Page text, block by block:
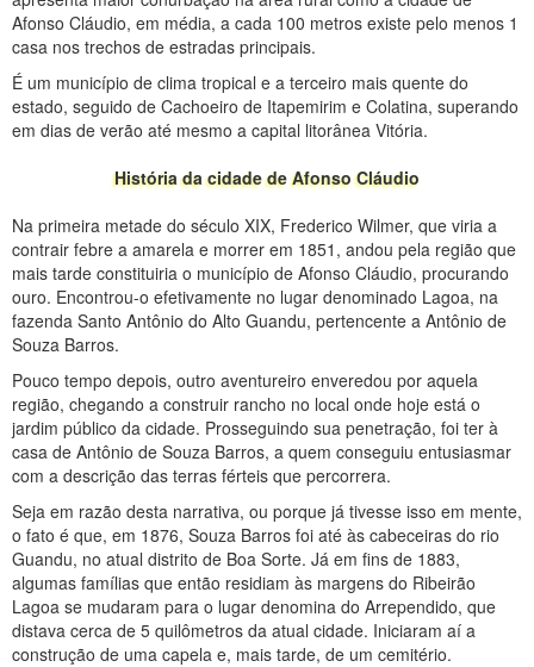
Afonso Cláudio, em média, a cada 100 metros existe pelo menos 1
casa nos trechos de estradas principais.
É um município de clima tropical e a terceiro mais quente do
estado, seguido de Cachoeiro de Itapemirim e Colatina, superando
em dias de verão até mesmo a capital litorânea Vitória.
História da cidade de Afonso Cláudio
Na primeira metade do século XIX, Frederico Wilmer, que viria a
contrair febre a amarela e morrer em 1851, andou pela região que
mais tarde constituiria o município de Afonso Cláudio, procurando
ouro. Encontrou-o efetivamente no lugar denominado Lagoa, na
fazenda Santo Antônio do Alto Guandu, pertencente a Antônio de
Souza Barros.
Pouco tempo depois, outro aventureiro enveredou por aquela
região, chegando a construir rancho no local onde hoje está o
jardim público da cidade. Prosseguindo sua penetração, foi ter à
casa de Antônio de Souza Barros, a quem conseguiu entusiasmar
com a descrição das terras férteis que percorrera.
Seja em razão desta narrativa, ou porque já tivesse isso em mente,
o fato é que, em 1876, Souza Barros foi até às cabeceiras do rio
Guandu, no atual distrito de Boa Sorte. Já em fins de 1883,
algumas famílias que então residiam às margens do Ribeirão
Lagoa se mudaram para o lugar denomina do Arrependido, que
distava cerca de 5 quilômetros da atual cidade. Iniciaram aí a
construção de uma capela e, mais tarde, de um cemitério.